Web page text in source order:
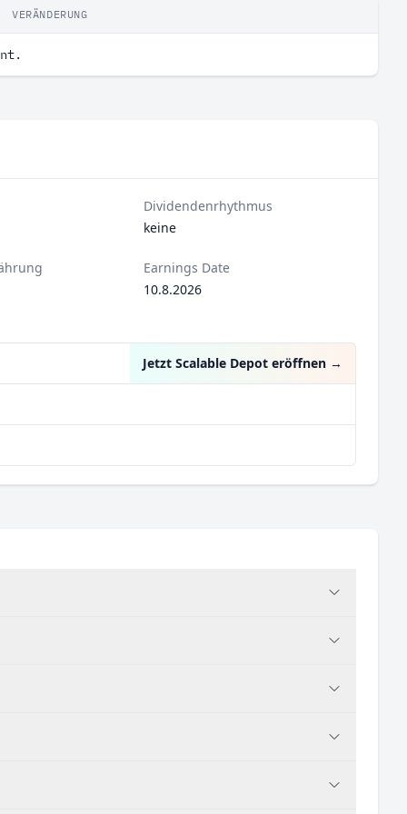
VERÄNDERUNG
Dividendenrhythmus
keine
Earnings Date
10.8.2026
Jetzt Scalable Depot eröffnen →